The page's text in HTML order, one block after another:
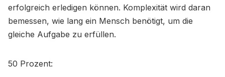
erfolgreich erledigen können. Komplexität wird daran
bemessen, wie lang ein Mensch benötigt, um die
gleiche Aufgabe zu erfüllen.
50 Prozent: